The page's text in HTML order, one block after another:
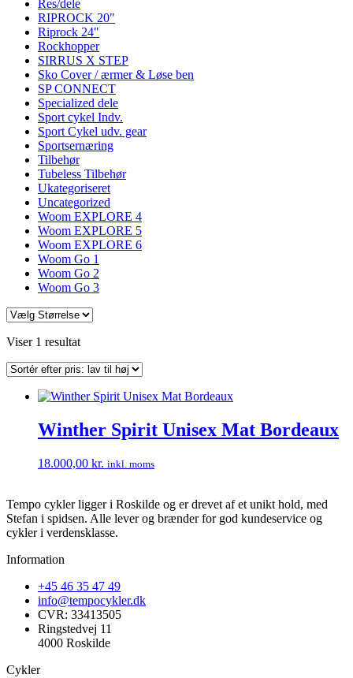
Res/dele
RIPROCK 20"
Riprock 24"
Rockhopper
SIRRUS X STEP
Sko Cover / ærmer & Løse ben
SP CONNECT
Specialized dele
Sport cykel Indv.
Sport Cykel udv. gear
Sportsernæring
Tilbehør
Tubeless Tilbehør
Ukategoriseret
Uncategorized
Woom EXPLORE 4
Woom EXPLORE 5
Woom EXPLORE 6
Woom Go 1
Woom Go 2
Woom Go 3
Viser 1 resultat
Winther Spirit Unisex Mat Bordeaux
18.000,00 kr. inkl. moms
Tempo cykler ligger i Roskilde og er drevet af et unikt hold, med
Stefan i spidsen. Alle lever og brænder for god kundeservice og
cykler i verdensklasse.
Information
+45 46 35 47 49
info@tempocykler.dk
CVR: 33413505
Ringstedvej 11
4000 Roskilde
Cykler